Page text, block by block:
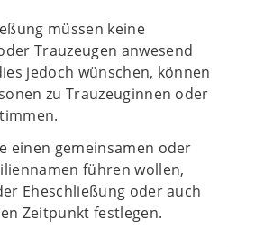
müssen keine
Trauzeugen anwesend
jedoch wünschen, können
zu Trauzeuginnen oder
einen gemeinsamen oder
führen wollen,
Eheschließung oder auch
Zeitpunkt festlegen.